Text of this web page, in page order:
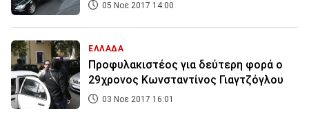
05 Νοε 2017 14:00
ΕΛΛΑΔΑ
Προφυλακιστέος για δεύτερη φορά ο
29χρονος Κωνσταντίνος Γιαγτζόγλου
03 Νοε 2017 16:01